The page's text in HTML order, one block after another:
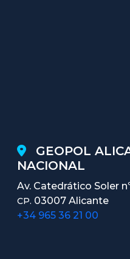
GEOPOL
NACIONAL
Av. Catedrático Soler
CP. 03007 Alicante
+34 965 36 21 00